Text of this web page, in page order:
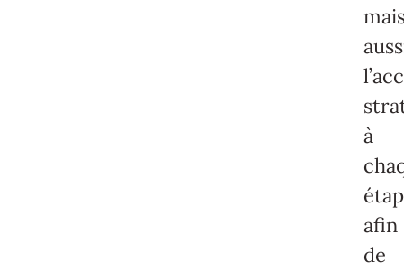
à
afin
de